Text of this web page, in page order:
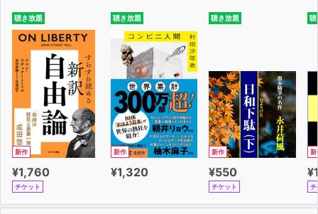
聴き放題
新作
¥1,760
チケット
聴き放題
新作
¥1,320
聴き放題
新作
¥550
チケット
聴
新
チ